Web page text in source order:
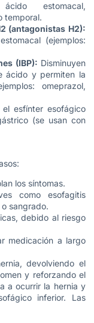
estomacal,
temporal.
(antagonistas H2):
(ejemplos:
(IBP): Disminuyen
ácido y permiten la
omeprazol,
esfínter esofágico
(se usan con
los síntomas.
como esofagitis
sangrado.
debido al riesgo
medicación a largo
devolviendo el
y reforzando el
a ocurrir la hernia y
inferior. Las